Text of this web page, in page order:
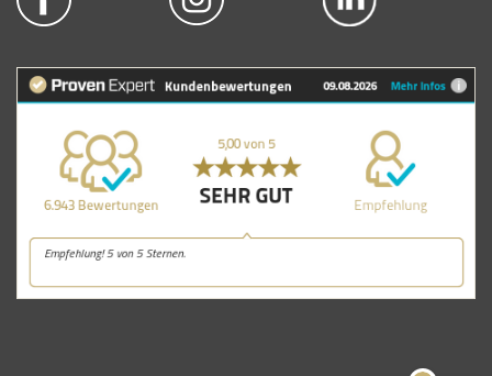
Rutschmann AG
100%
SEHR GUT